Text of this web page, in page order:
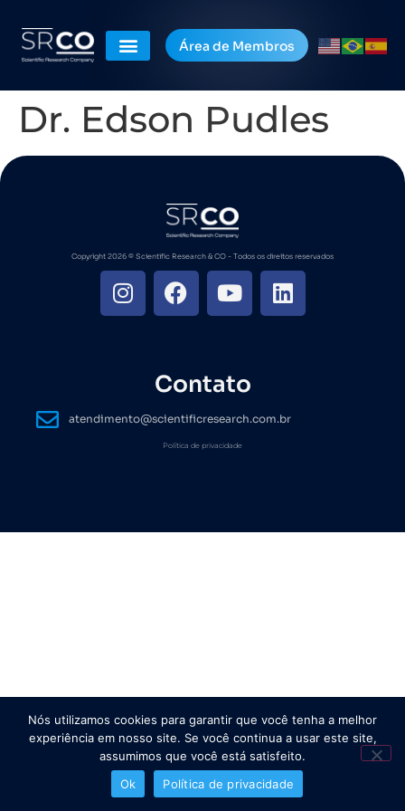
Área de Membros
Dr. Edson Pudles
Copyright 2026 ©️ Scientific Research & CO - Todos os direitos reservados
Contato
atendimento@scientificresearch.com.br
Política de privacidade
Nós utilizamos cookies para garantir que você tenha a melhor
experiência em nosso site. Se você continua a usar este site,
assumimos que você está satisfeito.
Ok
Política de privacidade